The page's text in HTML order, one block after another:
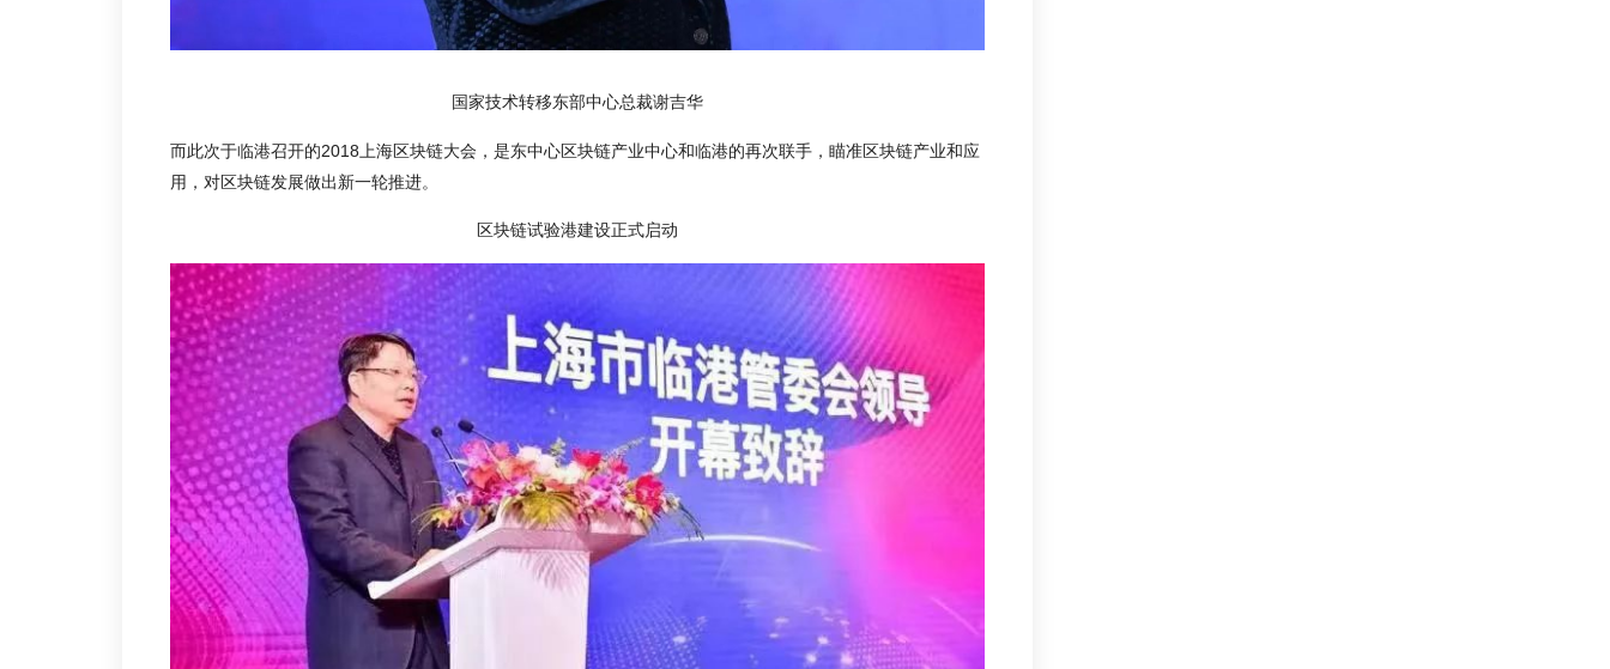
国家技术转移东部中心总裁谢吉华
而此次于临港召开的2018上海区块链大会，是东中心区块链产业中心和临港的再次联手，瞄准区块链产业和应
用，对区块链发展做出新一轮推进。
区块链试验港建设正式启动